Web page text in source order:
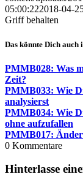
05:00:222018-04-
Griff behalten
Das könnte Dich auch
PMMB028: Was
Zeit?
PMMB033: Wie
analysierst
PMMB034: Wie
ohne aufzufallen
PMMB017:
0 Kommentare
Hinterlasse